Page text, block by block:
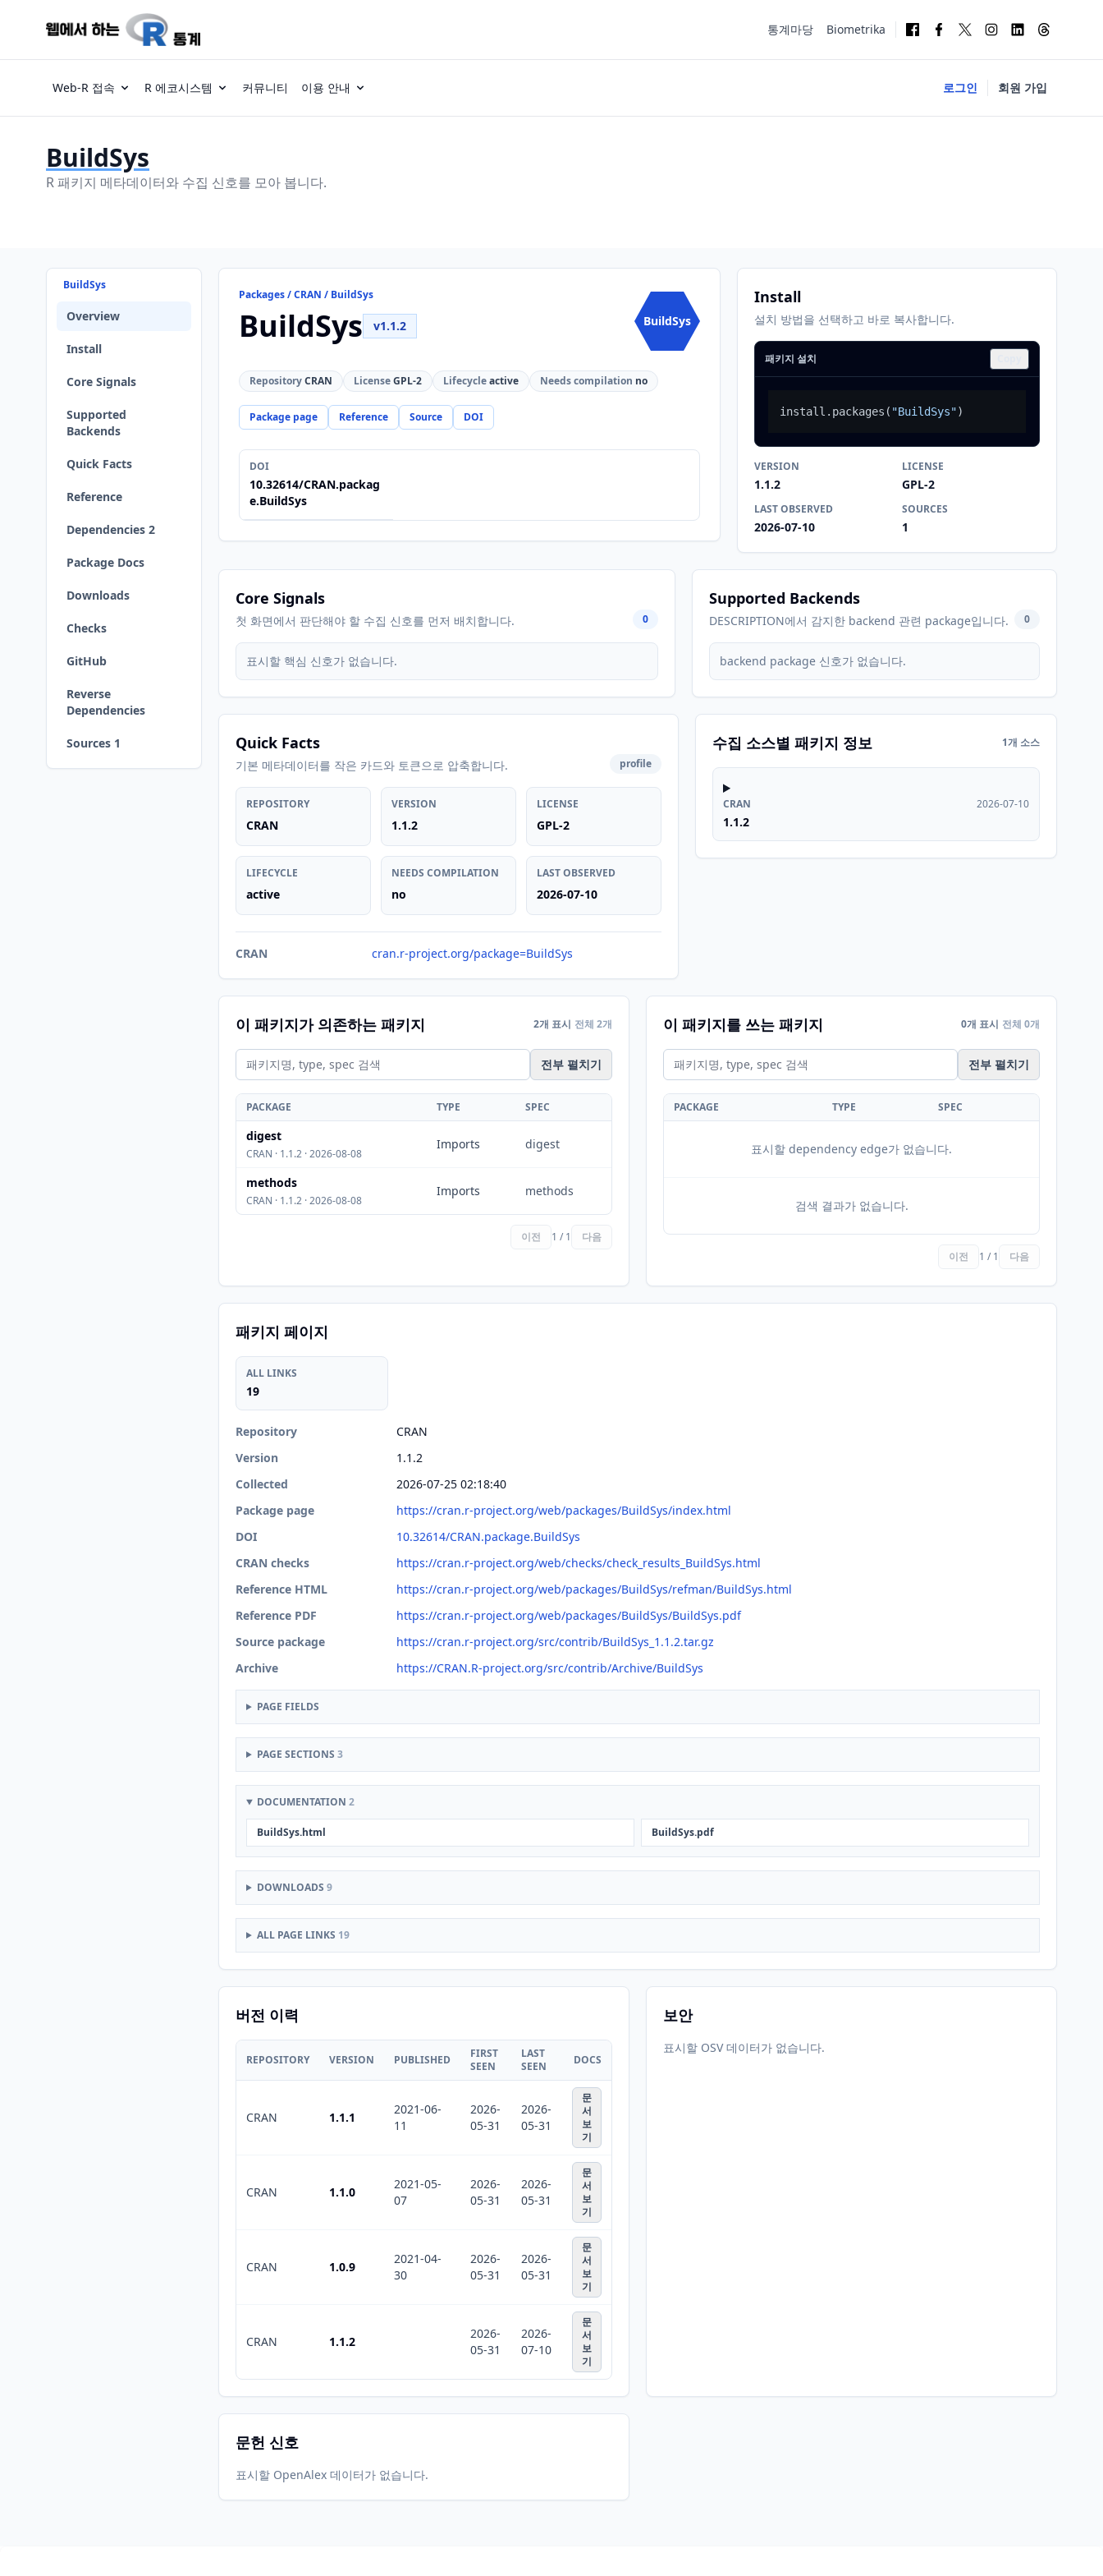
통계마당 Biometrika
Web-R 접속 R 에코시스템 커뮤니티 이용 안내 로그인 회원 가입
BuildSys
R 패키지 메타데이터와 수집 신호를 모아 봅니다.
BuildSys
Overview
Install
Core Signals
Supported
Backends
Quick Facts
Reference
Dependencies 2
Package Docs
Downloads
Checks
GitHub
Reverse
Dependencies
Sources 1
Packages / CRAN / BuildSys
BuildSys v1.1.2 BuildSys
RepositoryCRAN LicenseGPL-2 Lifecycleactive Needs compilation no
Package page Reference Source DOI
DOI
10.32614/CRAN.packag
e.BuildSys
Install
설치 방법을 선택하고 바로 복사합니다.
패키지 설치
install.packages ( "BuildSys")
VERSION
1.1.2
LICENSE
GPL-2
LAST OBSERVED
2026-07-10
SOURCES
1
Core Signals
첫 화면에서 판단해야 할 수집 신호를 먼저 배치합니다. 0
표시할 핵심 신호가 없습니다.
Supported Backends
DESCRIPTION에서 감지한 backend 관련 package입니다. 0
backend package 신호가 없습니다.
Quick Facts
기본 메타데이터를 작은 카드와 토큰으로 압축합니다. profile
REPOSITORY
CRAN
VERSION
1.1.2
LICENSE
GPL-2
LIFECYCLE
active
NEEDS COMPILATION
no
LAST OBSERVED
2026-07-10
CRAN cran.r-project.org/package=BuildSys
수집 소스별 패키지 정보 1개 소스
CRAN
1.1.2
2026-07-10
이 패키지가 의존하는 패키지 2개 표시 전체 2개
전부 펼치기
PACKAGE TYPE SPEC
digest
CRAN · 1.1.2 · 2026-08-08
Imports digest
methods
CRAN · 1.1.2 · 2026-08-08
Imports methods
이전 1 / 1 다음
이 패키지를 쓰는 패키지 0개 표시 전체 0개
전부 펼치기
PACKAGE TYPE SPEC
표시할 dependency edge가 없습니다.
검색 결과가 없습니다.
이전 1 / 1 다음
패키지 페이지
ALL LINKS
19
Repository
CRAN
Version
1.1.2
Collected
2026-07-25 02:18:40
Package page
https://cran.r-project.org/web/packages/BuildSys/index.html
DOI
10.32614/CRAN.package.BuildSys
CRAN checks
https://cran.r-project.org/web/checks/check_results_BuildSys.html
Reference HTML
https://cran.r-project.org/web/packages/BuildSys/refman/BuildSys.html
Reference PDF
https://cran.r-project.org/web/packages/BuildSys/BuildSys.pdf
Source package
https://cran.r-project.org/src/contrib/BuildSys_1.1.2.tar.gz
Archive
https://CRAN.R-project.org/src/contrib/Archive/BuildSys
PAGE FIELDS
PAGE SECTIONS 3
DOCUMENTATION 2
BuildSys.html BuildSys.pdf
DOWNLOADS 9
ALL PAGE LINKS 19
버전 이력
REPOSITORY VERSION PUBLISHED
FIRST
SEEN
LAST
SEEN
DOCS
CRAN 1.1.1
2021-06-
11
2026-
05-31
2026-
05-31
문
서
보
기
CRAN 1.1.0
2021-05-
07
2026-
05-31
2026-
05-31
문
서
보
기
CRAN 1.0.9
2021-04-
30
2026-
05-31
2026-
05-31
문
서
보
기
CRAN 1.1.2
2026-
05-31
2026-
07-10
문
서
보
기
보안
표시할 OSV 데이터가 없습니다.
문헌 신호
표시할 OpenAlex 데이터가 없습니다.